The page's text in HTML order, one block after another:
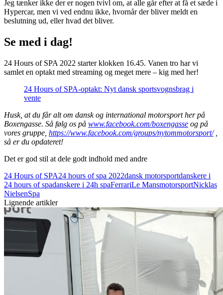
Jeg tænker ikke der er nogen tvivl om, at alle går efter at få et sæde i
Hypercar, men vi ved endnu ikke, hvornår der bliver meldt en
beslutning ud, eller hvad det bliver.
Se med i dag!
24 Hours of SPA 2022 starter klokken 16.45. Vanen tro har vi
samlet en optakt med streaming og meget mere – kig med her!
24 Hours of SPA-optakt: Nyt dansk sportsvognsbrag i
vente
Husk, at du får alt om dansk og international motorsport her på
Boxengasse. Så følg os på www.facebook.com/boxengasse og på
vores gruppe, https://www.facebook.com/groups/nytommotorsport/,
så er du opdateret!
Det er god stil at dele godt indhold med andre
24 Hours of SPA24 hours of spa 2022dansk motorsportdanskere i
24 hours of spadanskere i 24h spaFerrariLe MansmotorsportNicklas
NielsenSpa
Lignende artikler